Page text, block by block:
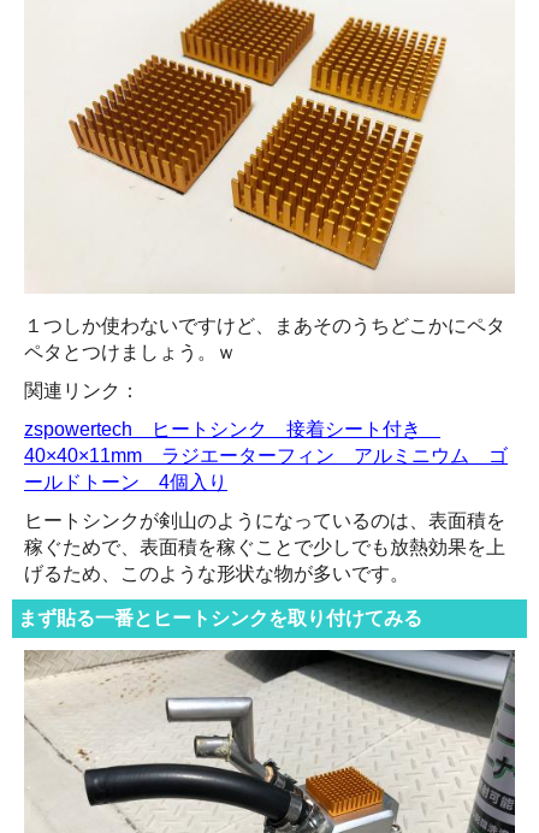
１つしか使わないですけど、まあそのうちどこかにペタ
ペタとつけましょう。ｗ
関連リンク：
zspowertech ヒートシンク 接着シート付き
40×40×11mm ラジエーターフィン アルミニウム ゴ
ールドトーン 4個入り
ヒートシンクが剣山のようになっているのは、表面積を
稼ぐためで、表面積を稼ぐことで少しでも放熱効果を上
げるため、このような形状な物が多いです。
まず貼る一番とヒートシンクを取り付けてみる